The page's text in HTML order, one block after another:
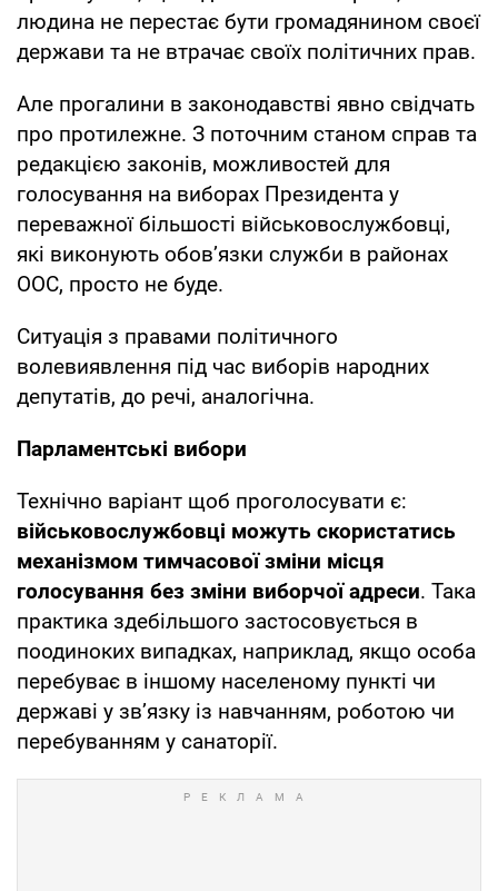
людина не перестає бути громадянином своєї
держави та не втрачає своїх політичних прав.
Але прогалини в законодавстві явно свідчать
про протилежне. З поточним станом справ та
редакцією законів, можливостей для
голосування на виборах Президента у
переважної більшості військовослужбовці,
які виконують обов’язки служби в районах
ООС, просто не буде.
Ситуація з правами політичного
волевиявлення під час виборів народних
депутатів, до речі, аналогічна.
Парламентські вибори
Технічно варіант щоб проголосувати є:
військовослужбовці можуть скористатись
механізмом тимчасової зміни місця
голосування без зміни виборчої адреси. Така
практика здебільшого застосовується в
поодиноких випадках, наприклад, якщо особа
перебуває в іншому населеному пункті чи
державі у зв’язку із навчанням, роботою чи
перебуванням у санаторії.